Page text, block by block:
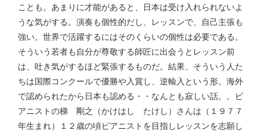
ことも。あまりに才能があると、日本は受け入れられないよ
うな気がする。演奏も個性的だし、レッスンで、自己主張も
強い。世界で活躍するにはそのくらいの個性は必要である。
そういう若者も自分が尊敬する師匠に出会うとレッスン前
は、吐き気がするほど緊張するものだ。結果、そういう人た
ちは国際コンクールで優勝や入賞し、逆輸入という形。海外
で認められたから日本も認める・・なんとも寂しい話。。ピ
アニストの梯 剛之（かけはし たけし）さんは（１９７７
年生まれ）１２歳の頃ピアニストを目指しレッスンを志願し